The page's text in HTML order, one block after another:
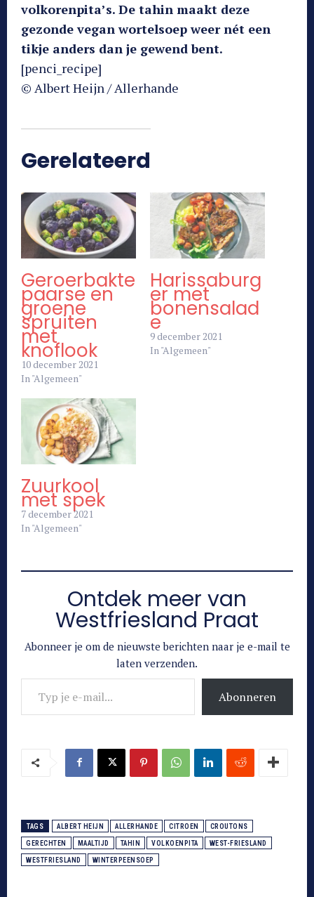
volkorenpita’s. De tahin maakt deze
gezonde vegan wortelsoep weer nét een
tikje anders dan je gewend bent.
[penci_recipe]
© Albert Heijn / Allerhande
Gerelateerd
Geroerbakte
paarse en
groene
spruiten
met
knoflook
10 december 2021
In "Algemeen"
Harissaburg
er met
bonensalad
e
9 december 2021
In "Algemeen"
Zuurkool
met spek
7 december 2021
In "Algemeen"
Ontdek meer van
Westfriesland Praat
Abonneer je om de nieuwste berichten naar je e-mail te
laten verzenden.
Typ je e-mail...
Abonneren
TAGS ALBERT HEIJN ALLERHANDE CITROEN CROUTONS
GERECHTEN MAALTIJD TAHIN VOLKOENPITA WEST-FRIESLAND
WESTFRIESLAND WINTERPEENSOEP